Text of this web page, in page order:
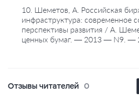
10. Шеметов, А. Российская
инфраструктура: современное
перспективы развития / А.
ценных бумаг. — 2013 — N9. —
Отзывы читателей 0